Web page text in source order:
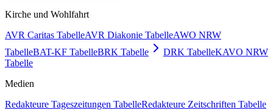
Kirche und Wohlfahrt
AVR Caritas TabelleAVR Diakonie TabelleAWO NRW
TabelleBAT-KF TabelleBRK Tabelle DRK TabelleKAVO NRW
Tabelle
Medien
Redakteure Tageszeitungen TabelleRedakteure Zeitschriften Tabelle